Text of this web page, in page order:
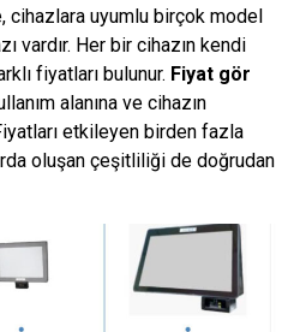
uyumlu birçok model
vardır. Her bir cihazın kendi
fiyatları bulunur. Fiyat gör
alanına ve cihazın
etkileyen birden fazla
oluşan çeşitliliği de doğrudan